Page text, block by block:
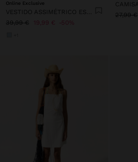
Online Exclusive
VESTIDO ASSIMÉTRICO ESTAMPADO FLORAL
39,99 €
19,99 € 50%
27,99 €